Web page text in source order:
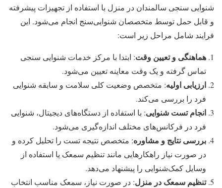
شنوایی سنجی سالمندان در منزل با استفاده از تجهیزات پیشرفته
و قابل حمل توسط متخصصان شنوایی‌سنج انجام می‌شود. این
فرایند شامل مراحل زیر است:
هماهنگی و تعیین وقت: ابتدا با مرکز خدمات شنوایی سنجی
تماس گرفته و یک وقت معاینه تعیین می‌شود.
ارزیابی اولیه: متخصص وضعیت کلی سلامت و سابقه شنوایی
فرد را بررسی می‌کند.
انجام تست شنوایی: با استفاده از دستگاه‌های دیجیتال، شنوایی
فرد در فرکانس‌های مختلف اندازه‌گیری می‌شود.
بررسی نتایج و مشاوره: متخصص نتیجه تست را تحلیل کرده و
در صورت نیاز راهکارهایی مانند تنظیم سمعک یا استفاده از
وسایل کمک‌شنوایی را پیشنهاد می‌دهد.
تنظیم سمعک در منزل: در صورت نیاز، سمعک مناسب انتخاب